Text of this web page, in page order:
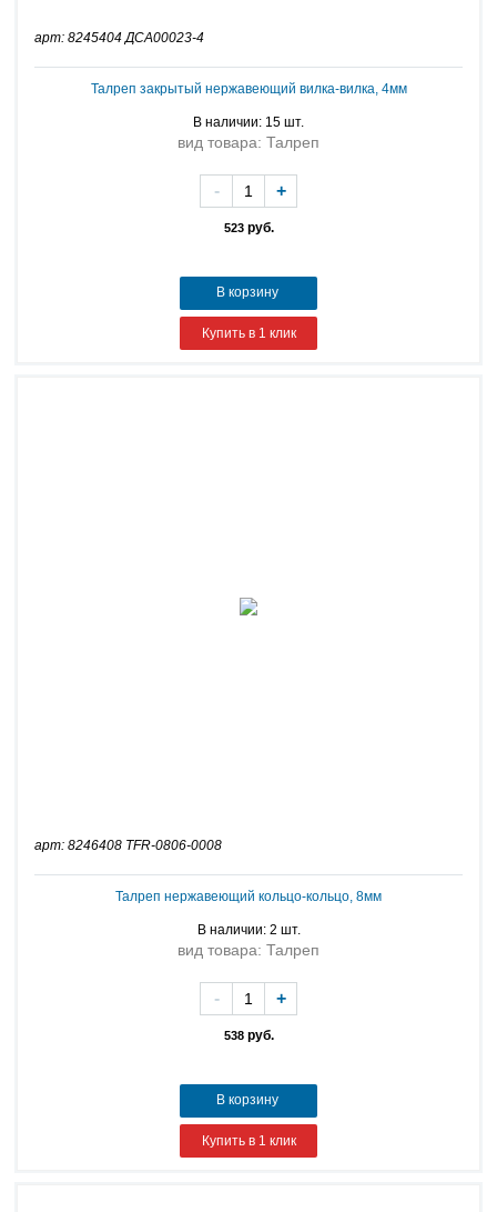
арт: 8245404 ДСА00023-4
Талреп закрытый нержавеющий вилка-вилка, 4мм
В наличии: 15 шт.
вид товара: Талреп
523руб.
- +
В корзину
Купить в 1 клик
арт: 8246408 TFR-0806-0008
Талреп нержавеющий кольцо-кольцо, 8мм
В наличии: 2 шт.
вид товара: Талреп
538руб.
- +
В корзину
Купить в 1 клик